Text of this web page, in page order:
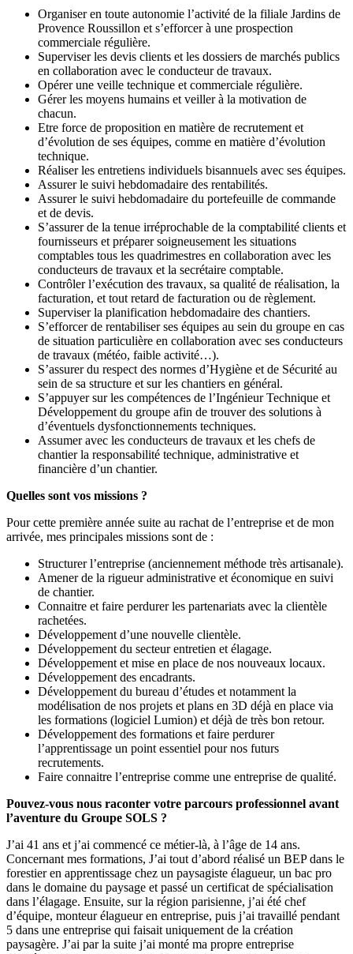
Organiser en toute autonomie l’activité de la filiale Jardins de
Provence Roussillon et s’efforcer à une prospection
commerciale régulière.
Superviser les devis clients et les dossiers de marchés publics
en collaboration avec le conducteur de travaux.
Opérer une veille technique et commerciale régulière.
Gérer les moyens humains et veiller à la motivation de
chacun.
Etre force de proposition en matière de recrutement et
d’évolution de ses équipes, comme en matière d’évolution
technique.
Réaliser les entretiens individuels bisannuels avec ses équipes.
Assurer le suivi hebdomadaire des rentabilités.
Assurer le suivi hebdomadaire du portefeuille de commande
et de devis.
S’assurer de la tenue irréprochable de la comptabilité clients et
fournisseurs et préparer soigneusement les situations
comptables tous les quadrimestres en collaboration avec les
conducteurs de travaux et la secrétaire comptable.
Contrôler l’exécution des travaux, sa qualité de réalisation, la
facturation, et tout retard de facturation ou de règlement.
Superviser la planification hebdomadaire des chantiers.
S’efforcer de rentabiliser ses équipes au sein du groupe en cas
de situation particulière en collaboration avec ses conducteurs
de travaux (météo, faible activité…).
S’assurer du respect des normes d’Hygiène et de Sécurité au
sein de sa structure et sur les chantiers en général.
S’appuyer sur les compétences de l’Ingénieur Technique et
Développement du groupe afin de trouver des solutions à
d’éventuels dysfonctionnements techniques.
Assumer avec les conducteurs de travaux et les chefs de
chantier la responsabilité technique, administrative et
financière d’un chantier.
Quelles sont vos missions ?
Pour cette première année suite au rachat de l’entreprise et de mon
arrivée, mes principales missions sont de :
Structurer l’entreprise (anciennement méthode très artisanale).
Amener de la rigueur administrative et économique en suivi
de chantier.
Connaitre et faire perdurer les partenariats avec la clientèle
rachetées.
Développement d’une nouvelle clientèle.
Développement du secteur entretien et élagage.
Développement et mise en place de nos nouveaux locaux.
Développement des encadrants.
Développement du bureau d’études et notamment la
modélisation de nos projets et plans en 3D déjà en place via
les formations (logiciel Lumion) et déjà de très bon retour.
Développement des formations et faire perdurer
l’apprentissage un point essentiel pour nos futurs
recrutements.
Faire connaitre l’entreprise comme une entreprise de qualité.
Pouvez-vous nous raconter votre parcours professionnel avant
l’aventure du Groupe SOLS ?
J’ai 41 ans et j’ai commencé ce métier-là, à l’âge de 14 ans.
Concernant mes formations, J’ai tout d’abord réalisé un BEP dans le
forestier en apprentissage chez un paysagiste élagueur, un bac pro
dans le domaine du paysage et passé un certificat de spécialisation
dans l’élagage. Ensuite, sur la région parisienne, j’ai été chef
d’équipe, monteur élagueur en entreprise, puis j’ai travaillé pendant
5 dans une entreprise qui faisait uniquement de la création
paysagère. J’ai par la suite j’ai monté ma propre entreprise